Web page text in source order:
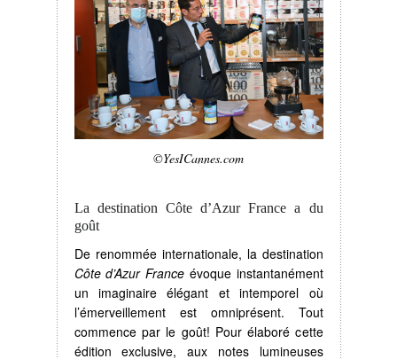
©YesICannes.com
La destination Côte d’Azur France a du
goût
De renommée internationale, la destination
Côte d’Azur France évoque instantanément
un imaginaire élégant et intemporel où
l’émerveillement est omniprésent. Tout
commence par le goût! Pour élaboré cette
édition exclusive, aux notes lumineuses